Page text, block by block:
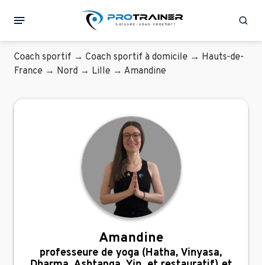
Coach sportif → Coach sportif à domicile → Hauts-de-
France → Nord → Lille → Amandine
Amandine
professeure de yoga (Hatha, Vinyasa,